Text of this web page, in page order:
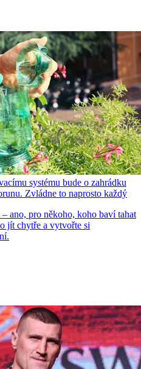
systému bude o zahrádku
Zvládne to naprosto každý
ano, pro někoho, koho baví tahat
jít chytře a vytvořte si